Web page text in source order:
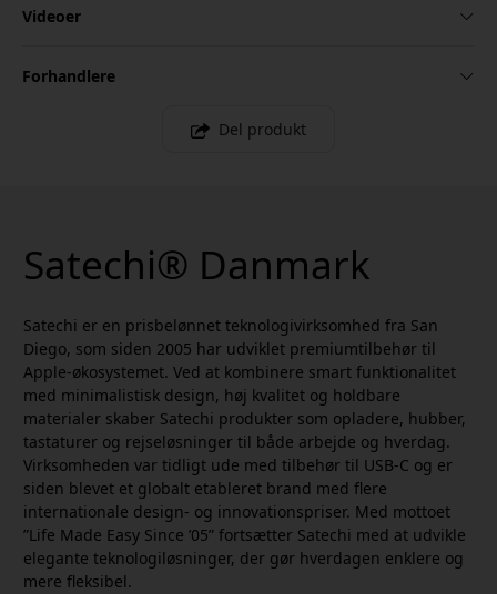
Videoer
Forhandlere
Del produkt
Satechi® Danmark
Satechi er en prisbelønnet teknologivirksomhed fra San
Diego, som siden 2005 har udviklet premiumtilbehør til
Apple-økosystemet. Ved at kombinere smart funktionalitet
med minimalistisk design, høj kvalitet og holdbare
materialer skaber Satechi produkter som opladere, hubber,
tastaturer og rejseløsninger til både arbejde og hverdag.
Virksomheden var tidligt ude med tilbehør til USB-C og er
siden blevet et globalt etableret brand med flere
internationale design- og innovationspriser. Med mottoet
”Life Made Easy Since ’05” fortsætter Satechi med at udvikle
elegante teknologiløsninger, der gør hverdagen enklere og
mere fleksibel.